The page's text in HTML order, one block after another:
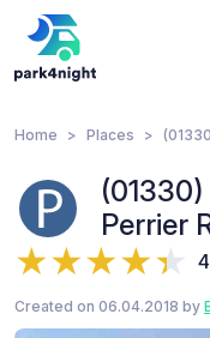
Home Places
Perrier
Created on 06.04.2018 by